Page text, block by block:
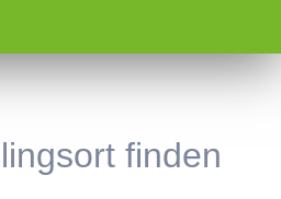
finden